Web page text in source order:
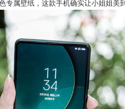
专属壁纸，这款手机确实让小姐姐美